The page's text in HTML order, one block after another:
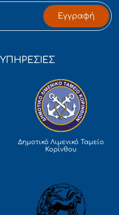
Εγγραφή
Δημοτικό Λιμενικό Ταμείο
Κορίνθου